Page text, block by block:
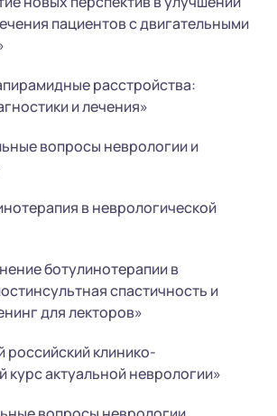
пациентов с двигательными
расстройства:
и лечения»
вопросы неврологии и
в неврологической
ботулинотерапии в
спастичность и
для лекторов»
российский клинико-
курс актуальной неврологии»